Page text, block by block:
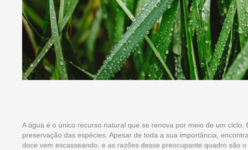
A água é o único recurso natural que se renova por meio de um
preservação das espécies. Apesar de toda a sua importância,
doce vem escasseando, e as razões desse preocupante quadro são